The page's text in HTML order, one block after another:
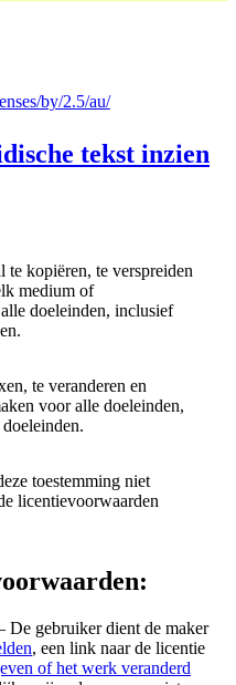
by/2.5/au/
tekst inzien
kopiëren, te verspreiden
medium of
doeleinden, inclusief
te veranderen en
voor alle doeleinden,
toestemming niet
licentievoorwaarden
gebruiker dient de maker
, een link naar de licentie
of het werk veranderd